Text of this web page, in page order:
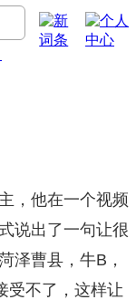
，他在一个视频
说出了一句让很
泽曹县，牛B，
受不了，这样让